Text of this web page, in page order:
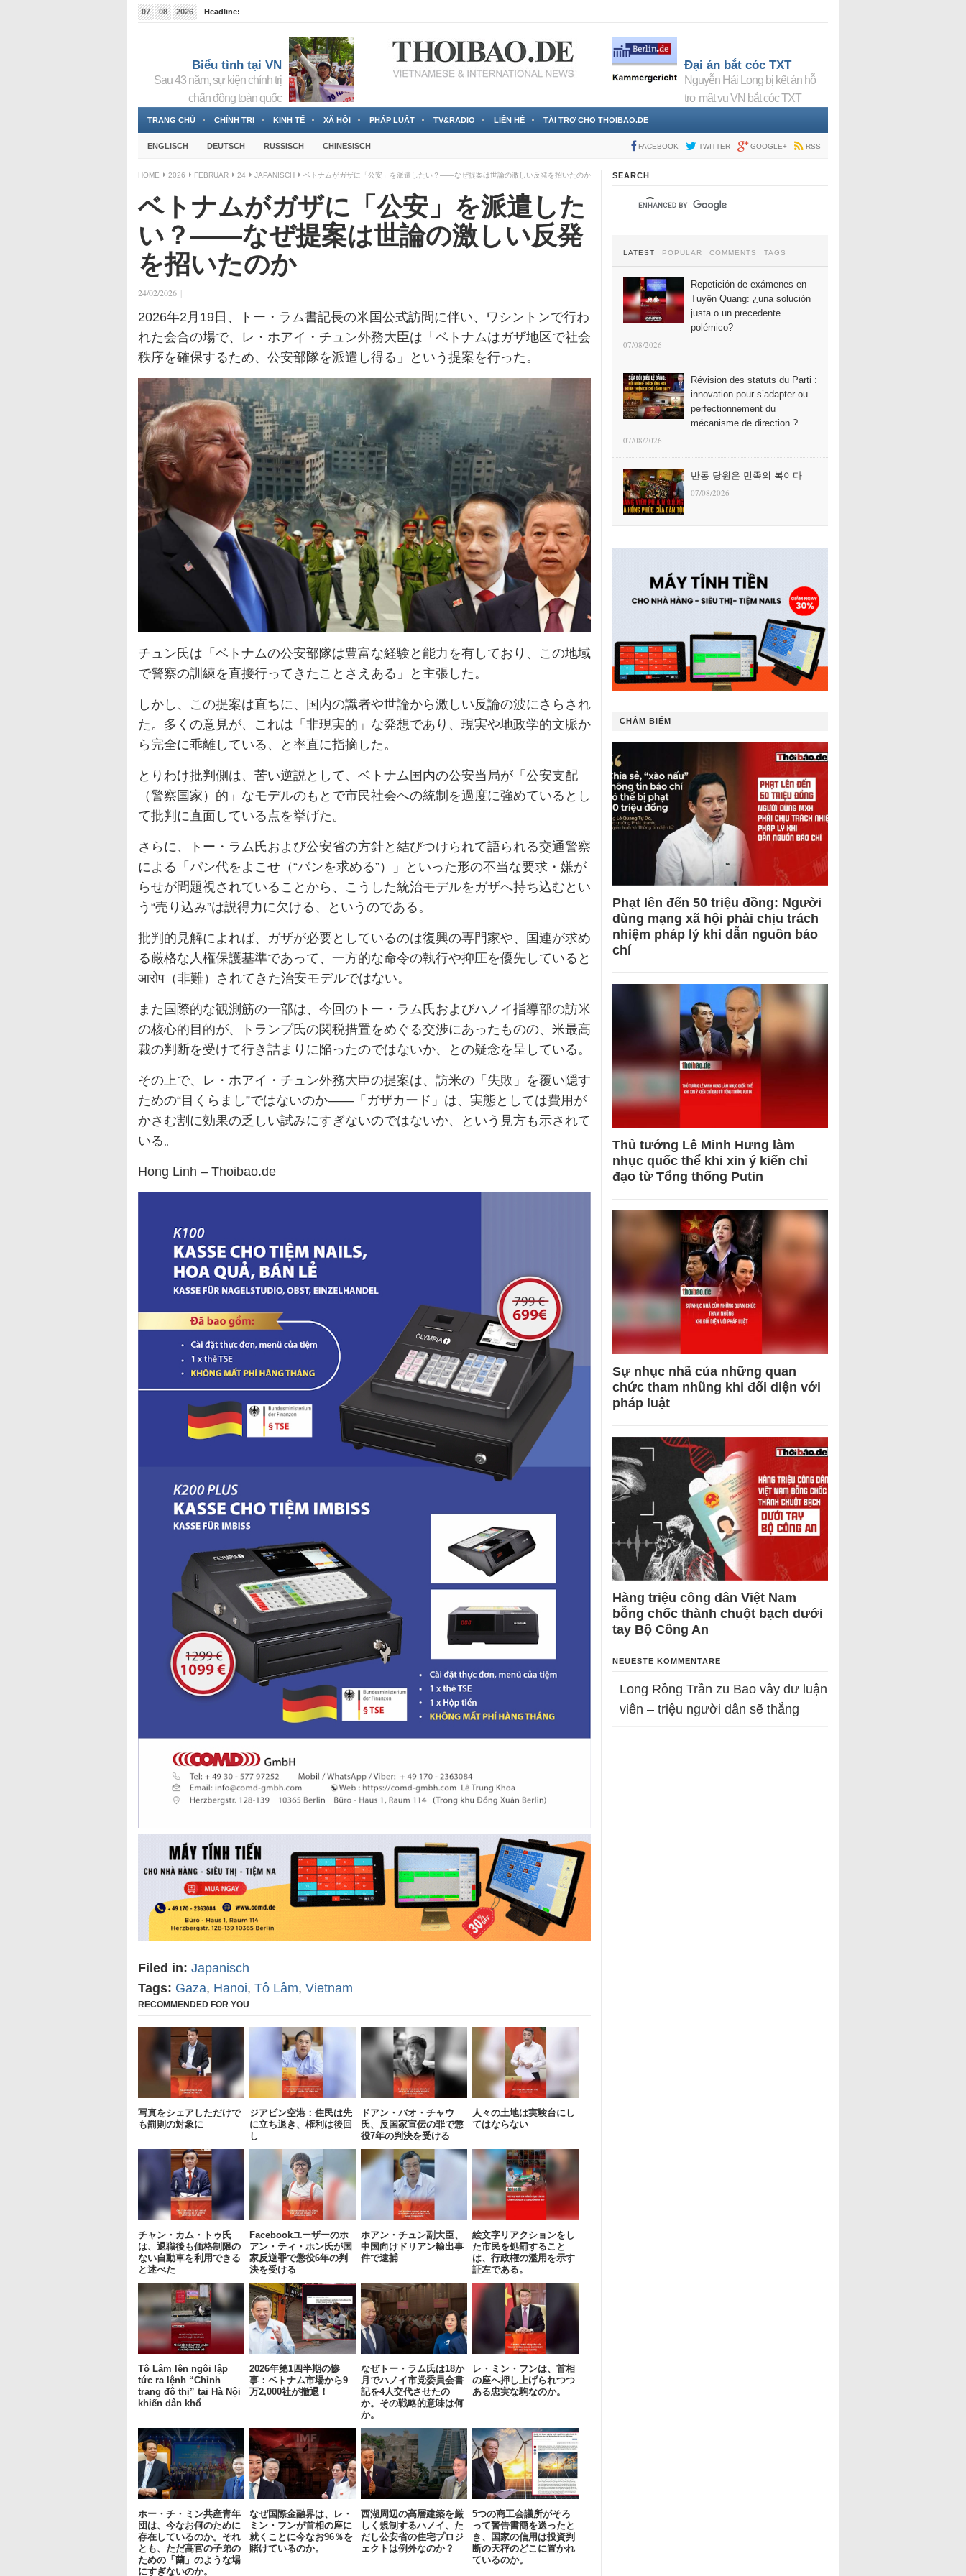
07 08 2026
Headline:
Biểu tình tại VN
Sau 43 năm, sự kiện chính trị
chấn động toàn quốc
Đại án bắt cóc TXT
Nguyễn Hải Long bị kết án hỗ
trợ mật vụ VN bắt cóc TXT
TRANG CHỦ CHÍNH TRỊ KINH TẾ XÃ HỘI PHÁP LUẬT TV&RADIO LIÊN HỆ TÀI TRỢ CHO THOIBAO.DE
ENGLISCH DEUTSCH RUSSISCH CHINESISCH FACEBOOK TWITTER GOOGLE+ RSS
HOME 2026 FEBRUAR 24 JAPANISCH ベトナムがガザに「公安」を派遣したい？――なぜ提案は世論の激しい反発を招いたのか
ベトナムがガザに「公安」を派遣した
い？――なぜ提案は世論の激しい反発
を招いたのか
24/02/2026 |
2026年2月19日、トー・ラム書記長の米国公式訪問に伴い、ワシントンで行わ
れた会合の場で、レ・ホアイ・チュン外務大臣は「ベトナムはガザ地区で社会
秩序を確保するため、公安部隊を派遣し得る」という提案を行った。
チュン氏は「ベトナムの公安部隊は豊富な経験と能力を有しており、この地域
で警察の訓練を直接行ってきたことさえある」と主張した。
しかし、この提案は直ちに、国内の識者や世論から激しい反論の波にさらされ
た。多くの意見が、これは「非現実的」な発想であり、現実や地政学的文脈か
ら完全に乖離している、と率直に指摘した。
とりわけ批判側は、苦い逆説として、ベトナム国内の公安当局が「公安支配
（警察国家）的」なモデルのもとで市民社会への統制を過度に強めているとし
て批判に直面している点を挙げた。
さらに、トー・ラム氏および公安省の方針と結びつけられて語られる交通警察
による「パン代をよこせ（“パンを求める”）」といった形の不当な要求・嫌が
らせが問題視されていることから、こうした統治モデルをガザへ持ち込むとい
う“売り込み”は説得力に欠ける、というのである。
批判的見解によれば、ガザが必要としているのは復興の専門家や、国連が求め
る厳格な人権保護基準であって、一方的な命令の執行や抑圧を優先していると
आरोप（非難）されてきた治安モデルではない。
また国際的な観測筋の一部は、今回のトー・ラム氏およびハノイ指導部の訪米
の核心的目的が、トランプ氏の関税措置をめぐる交渉にあったものの、米最高
裁の判断を受けて行き詰まりに陥ったのではないか、との疑念を呈している。
その上で、レ・ホアイ・チュン外務大臣の提案は、訪米の「失敗」を覆い隠す
ための“目くらまし”ではないのか――「ガザカード」は、実態としては費用が
かさむ割に効果の乏しい試みにすぎないのではないか、という見方も示されて
いる。
Hong Linh – Thoibao.de
Filed in: Japanisch
Tags: Gaza, Hanoi, Tô Lâm, Vietnam
RECOMMENDED FOR YOU
写真をシェアしただけで
も罰則の対象に
ジアビン空港：住民は先
に立ち退き、権利は後回
し
ドアン・バオ・チャウ
氏、反国家宣伝の罪で懲
役7年の判決を受ける
人々の土地は実験台にし
てはならない
チャン・カム・トゥ氏
は、退職後も価格制限の
ない自動車を利用できる
と述べた
Facebookユーザーのホ
アン・ティ・ホン氏が国
家反逆罪で懲役6年の判
決を受ける
ホアン・チュン副大臣、
中国向けドリアン輸出事
件で逮捕
絵文字リアクションをし
た市民を処罰すること
は、行政権の濫用を示す
証左である。
Tô Lâm lên ngôi lập
tức ra lệnh “Chỉnh
trang đô thị” tại Hà Nội
khiến dân khổ
2026年第1四半期の惨
事：ベトナム市場から9
万2,000社が撤退！
なぜトー・ラム氏は18か
月でハノイ市党委員会書
記を4人交代させたの
か。その戦略的意味は何
か。
レ・ミン・フンは、首相
の座へ押し上げられつつ
ある忠実な駒なのか。
ホー・チ・ミン共産青年
団は、今なお何のために
存在しているのか。それ
とも、ただ高官の子弟の
ための「繭」のような場
にすぎないのか。
なぜ国際金融界は、レ・
ミン・フンが首相の座に
就くことに今なお96％を
賭けているのか。
西湖周辺の高層建築を厳
しく規制するハノイ、た
だし公安省の住宅プロジ
ェクトは例外なのか？
5つの商工会議所がそろ
って警告書簡を送ったと
き、国家の信用は投資判
断の天秤のどこに置かれ
ているのか。
SEARCH
LATEST POPULAR COMMENTS TAGS
Repetición de exámenes en
Tuyên Quang: ¿una solución
justa o un precedente
polémico?
07/08/2026
Révision des statuts du Parti :
innovation pour s’adapter ou
perfectionnement du
mécanisme de direction ?
07/08/2026
반동 당원은 민족의 복이다
07/08/2026
CHÂM BIẾM
Phạt lên đến 50 triệu đồng: Người
dùng mạng xã hội phải chịu trách
nhiệm pháp lý khi dẫn nguồn báo
chí
Thủ tướng Lê Minh Hưng làm
nhục quốc thể khi xin ý kiến chỉ
đạo từ Tổng thống Putin
Sự nhục nhã của những quan
chức tham nhũng khi đối diện với
pháp luật
Hàng triệu công dân Việt Nam
bỗng chốc thành chuột bạch dưới
tay Bộ Công An
NEUESTE KOMMENTARE
Long Rồng Trần zu Bao vây dư luận
viên – triệu người dân sẽ thắng